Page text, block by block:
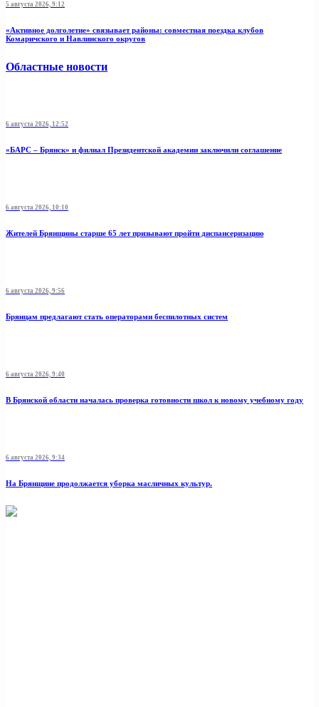
5 августа 2026, 9:12
«Активное долголетие» связывает районы: совместная поездка клубов
Комаричского и Навлинского округов
Областные новости
6 августа 2026, 12:52
«БАРС – Брянск» и филиал Президентской академии заключили соглашение
6 августа 2026, 10:10
Жителей Брянщины старше 65 лет призывают пройти диспансеризацию
6 августа 2026, 9:56
Брянцам предлагают стать операторами беспилотных систем
6 августа 2026, 9:40
В Брянской области началась проверка готовности школ к новому учебному году
6 августа 2026, 9:34
На Брянщине продолжается уборка масличных культур.